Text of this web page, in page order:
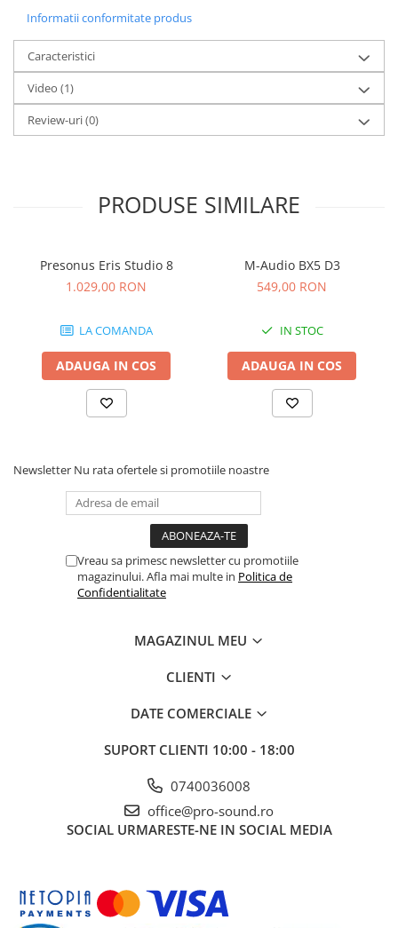
Lumini si efecte
Accesorii pentru lumini
Bare Led
Cabluri de Alimentare
Case-uri de lumini
Comenzi si controllere
Moving Head-uri
Par Led si Pinspot
Scene şi Ring-uri de Dans
Stative si schela lumini
Instrumente Muzicale
Chitare si bass
Instrumente cu arcus
Instrumente de suflat
Instrumente si jucarii pentru copii
Instrumente traditionale
Accesorii Pick-up si Vinyl
Controllere MIDI - USB DAW
Samplere si controllere
Cabluri adaptoare, cabluri Y
Informatii conformitate produs
Caracteristici
Video (1)
Review-uri(0)
PRODUSE SIMILARE
Presonus Eris Studio 8
1.029,00 RON
LA COMANDA
ADAUGA IN COS
M-Audio BX5 D3
549,00 RON
IN STOC
ADAUGA IN COS
Newsletter Nu rata ofertele si promotiile noastre
Vreau sa primesc newsletter cu promotiile
magazinului. Afla mai multe in Politica de
Confidentialitate
MAGAZINUL MEU
CLIENTI
DATE COMERCIALE
SUPORT CLIENTI 10:00 - 18:00
0740036008
office@pro-sound.ro
SOCIAL URMARESTE-NE IN SOCIAL MEDIA